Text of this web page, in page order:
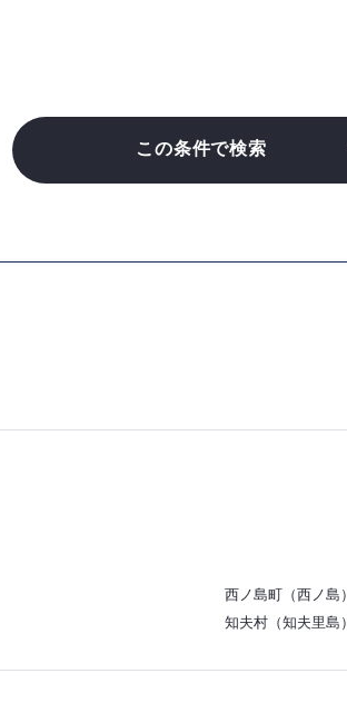
この条件で検索
西ノ島町（西ノ島）
知夫村（知夫里島）